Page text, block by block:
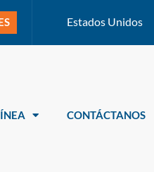
Estados Unidos
CONTÁCTANOS